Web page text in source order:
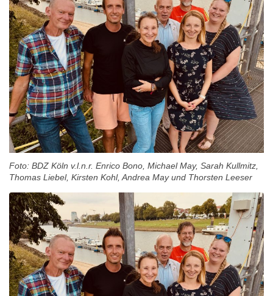
Foto: BDZ Köln v.l.n.r. Enrico Bono, Michael May, Sarah Kullmitz,
Thomas Liebel, Kirsten Kohl, Andrea May und Thorsten Leeser